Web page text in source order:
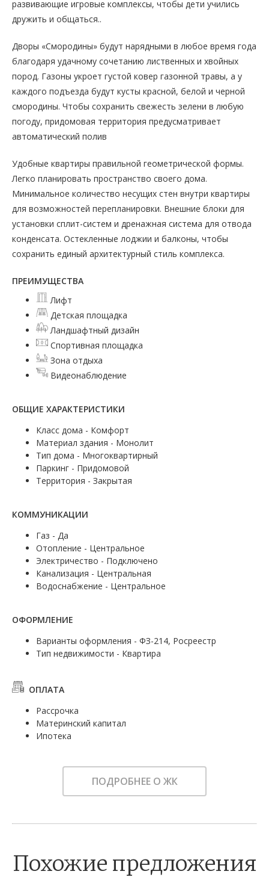
развивающие игровые комплексы, чтобы дети учились
дружить и общаться..
Дворы «Смородины» будут нарядными в любое время года
благодаря удачному сочетанию лиственных и хвойных
пород. Газоны укроет густой ковер газонной травы, а у
каждого подъезда будут кусты красной, белой и черной
смородины. Чтобы сохранить свежесть зелени в любую
погоду, придомовая территория предусматривает
автоматический полив
Удобные квартиры правильной геометрической формы.
Легко планировать пространство своего дома.
Минимальное количество несущих стен внутри квартиры
для возможностей перепланировки. Внешние блоки для
установки сплит-систем и дренажная система для отвода
конденсата. Остекленные лоджии и балконы, чтобы
сохранить единый архитектурный стиль комплекса.
ПРЕИМУЩЕСТВА
Лифт
Детская площадка
Ландшафтный дизайн
Спортивная площадка
Зона отдыха
Видеонаблюдение
ОБЩИЕ ХАРАКТЕРИСТИКИ
Класс дома - Комфорт
Материал здания - Монолит
Тип дома - Многоквартирный
Паркинг - Придомовой
Территория - Закрытая
КОММУНИКАЦИИ
Газ - Да
Отопление - Центральное
Электричество - Подключено
Канализация - Центральная
Водоснабжение - Центральное
ОФОРМЛЕНИЕ
Варианты оформления - ФЗ-214, Росреестр
Тип недвижимости - Квартира
ОПЛАТА
Рассрочка
Материнский капитал
Ипотека
ПОДРОБНЕЕ О ЖК
Похожие предложения